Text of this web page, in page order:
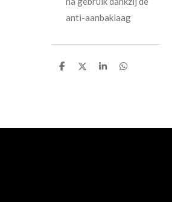
anti-aanbaklaag
D
D
S
D